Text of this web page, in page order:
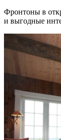
Фронтоны в
и выгодные